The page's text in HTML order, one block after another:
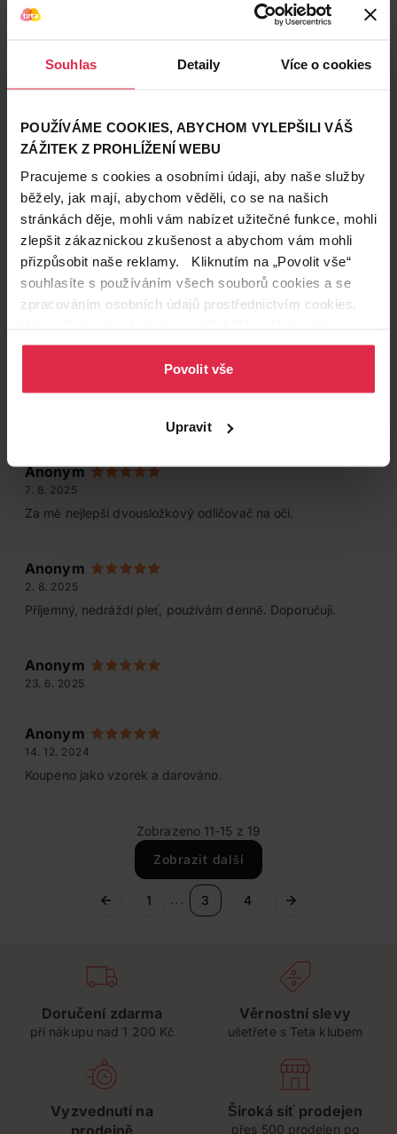
Souhlas Detaily Více o cookies
POUŽÍVÁME COOKIES, ABYCHOM VYLEPŠILI VÁŠ
ZÁŽITEK Z PROHLÍŽENÍ WEBU
Pracujeme s cookies a osobními údaji, aby naše služby
běžely, jak mají, abychom věděli, co se na našich
stránkách děje, mohli vám nabízet užitečné funkce, mohli
zlepšit zákaznickou zkušenost a abychom vám mohli
přizpůsobit naše reklamy. Kliknutím na „Povolit vše“
souhlasíte s používáním všech souborů cookies a se
zpracováním osobních údajů prostřednictvím cookies.
osobních údajů.
Povolit vše
Upravit
Hodnocení produktu (19)
5/ 5
22. 9. 2025
Anonym
7. 8. 2025
Za mě nejlepší dvousložkový odličovač na oči.
Anonym
2. 8. 2025
Příjemný, nedráždí pleť, používám denně. Doporučuji.
Anonym
23. 6. 2025
Anonym
14. 12. 2024
Koupeno jako vzorek a darováno.
Zobrazeno 11-15 z 19
Zobrazit další
1 ... 3 4
Doručení zdarma
při nákupu nad 1 200 Kč
Věrnostní slevy
ušetřete s Teta klubem
Vyzvednutí na
prodejně
Široká síť prodejen
přes 500 prodejen po